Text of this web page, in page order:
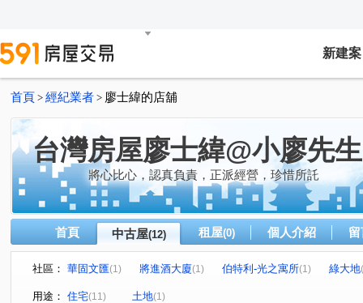
新建案
首頁 > 經紀業者 > 廖士緯的店舖
台灣房屋廖士緯@小廖先生
將心比心，認真負責，正派經營，珍惜所託
首頁 中古屋(12) 租屋(0) 個人介紹
社區： 華固文匯(1) 將進酒大廈(1) 伯特利-光之寓所(1) 綠大地
生活派對 安縵莊園
用途： 住宅(11) 土地(1)